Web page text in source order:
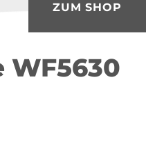
ZUM SHOP